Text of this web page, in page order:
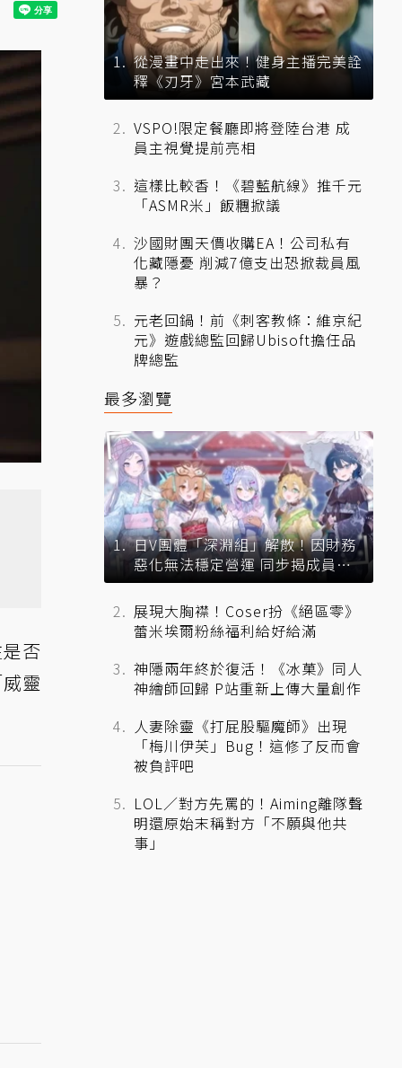
否
靈
從漫畫中走出來！健身主播完美詮
釋《刃牙》宮本武藏
VSPO!限定餐廳即將登陸台港 成
員主視覺提前亮相
這樣比較香！《碧藍航線》推千元
「ASMR米」飯糰掀議
沙國財團天價收購EA！公司私有
化藏隱憂 削減7億支出恐掀裁員風
暴？
元老回鍋！前《刺客教條：維京紀
元》遊戲總監回歸Ubisoft擔任品
牌總監
最多瀏覽
日V團體「深淵組」解散！因財務
惡化無法穩定營運 同步揭成員未
來去向
展現大胸襟！Coser扮《絕區零》
蕾米埃爾粉絲福利給好給滿
神隱兩年終於復活！《冰菓》同人
神繪師回歸 P站重新上傳大量創作
人妻除靈《打屁股驅魔師》出現
「梅川伊芙」Bug！這修了反而會
被負評吧
LOL／對方先罵的！Aiming離隊聲
明還原始末稱對方「不願與他共
事」